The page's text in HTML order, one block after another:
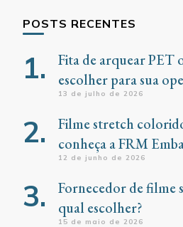
POSTS RECENTES
Fita de arquear PET
escolher para sua
13 de julho de 2026
Filme stretch
conheça a FRM
12 de junho de 2026
Fornecedor de filme
qual escolher?
15 de maio de 2026